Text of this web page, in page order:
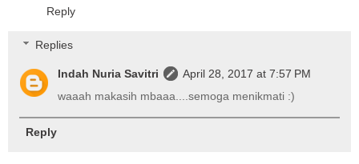
Reply
Replies
Indah Nuria Savitri
April 28, 2017 at 7:57 PM
waaah makasih mbaaa....semoga menikmati :)
Reply